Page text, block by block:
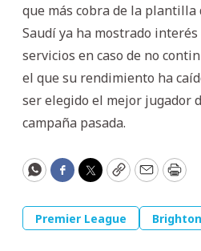
que más cobra de la plantilla
Saudí ya ha mostrado
servicios en caso de no
el que su rendimiento ha
ser elegido el mejor jugador
campaña pasada.
WhatsApp
Facebook
Twitter
CopyEmailPrint
Premier League Brighton